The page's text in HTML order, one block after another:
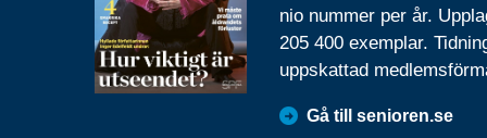
nio nummer per år.
205 400 exemplar.
uppskattad
Gå till senioren.se